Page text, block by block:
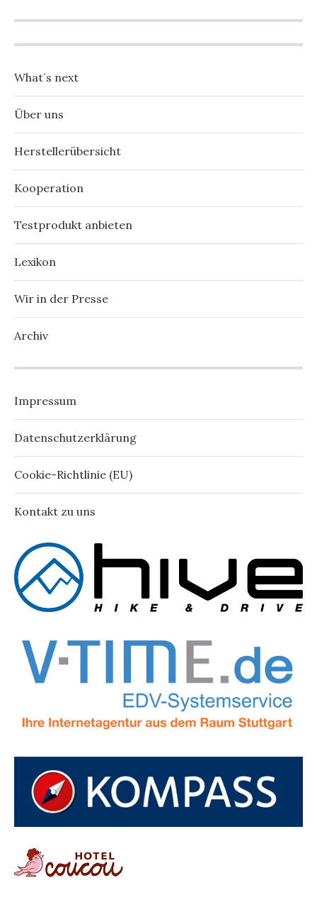
What´s next
Über uns
Herstellerübersicht
Kooperation
Testprodukt anbieten
Lexikon
Wir in der Presse
Archiv
Impressum
Datenschutzerklärung
Cookie-Richtlinie (EU)
Kontakt zu uns